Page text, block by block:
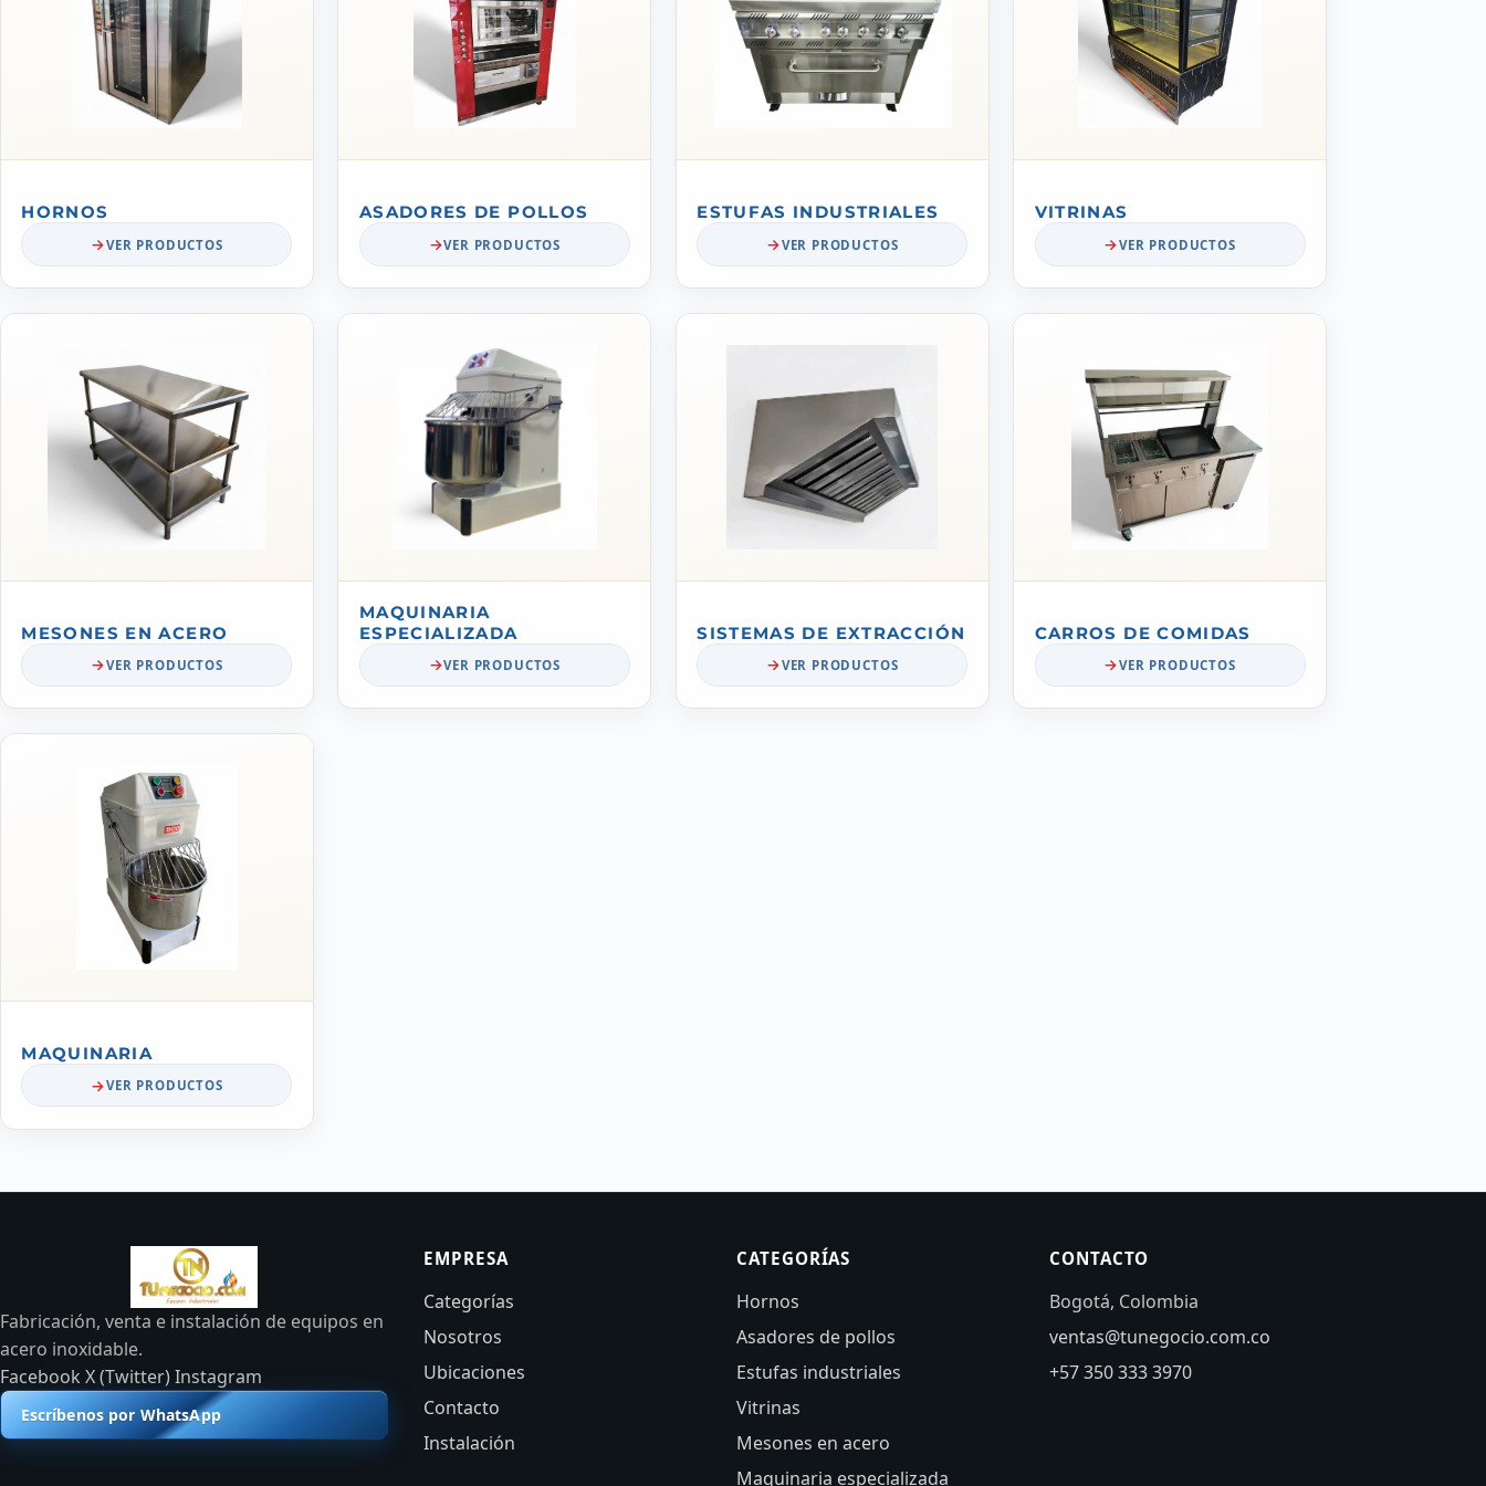
HORNOS
VER PRODUCTOS
ASADORES DE POLLOS
VER PRODUCTOS
ESTUFAS INDUSTRIALES
VER PRODUCTOS
VITRINAS
VER PRODUCTOS
MESONES EN ACERO
VER PRODUCTOS
MAQUINARIA
ESPECIALIZADA
VER PRODUCTOS
SISTEMAS DE EXTRACCIÓN
VER PRODUCTOS
CARROS DE COMIDAS
VER PRODUCTOS
MAQUINARIA
VER PRODUCTOS
Fabricación, venta e instalación de equipos en
acero inoxidable.
FacebookX (Twitter)Instagram
Escríbenos por WhatsApp
EMPRESA
Categorías
Nosotros
Ubicaciones
Contacto
Instalación
CATEGORÍAS
Hornos
Asadores de pollos
Estufas industriales
Vitrinas
Mesones en acero
Maquinaria especializada
CONTACTO
Bogotá, Colombia
ventas@tunegocio.com.co
+57 350 333 3970